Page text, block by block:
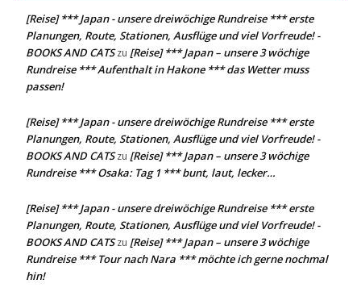
[Reise] *** Japan - unsere dreiwöchige Rundreise *** erste
Planungen, Route, Stationen, Ausflüge und viel Vorfreude! -
BOOKS AND CATSzu [Reise] *** Japan – unsere 3 wöchige
Rundreise *** Aufenthalt in Hakone *** das Wetter muss
passen!
[Reise] *** Japan - unsere dreiwöchige Rundreise *** erste
Planungen, Route, Stationen, Ausflüge und viel Vorfreude! -
BOOKS AND CATSzu [Reise] *** Japan – unsere 3 wöchige
Rundreise *** Osaka: Tag 1 *** bunt, laut, lecker…
[Reise] *** Japan - unsere dreiwöchige Rundreise *** erste
Planungen, Route, Stationen, Ausflüge und viel Vorfreude! -
BOOKS AND CATSzu [Reise] *** Japan – unsere 3 wöchige
Rundreise *** Tour nach Nara *** möchte ich gerne nochmal
hin!